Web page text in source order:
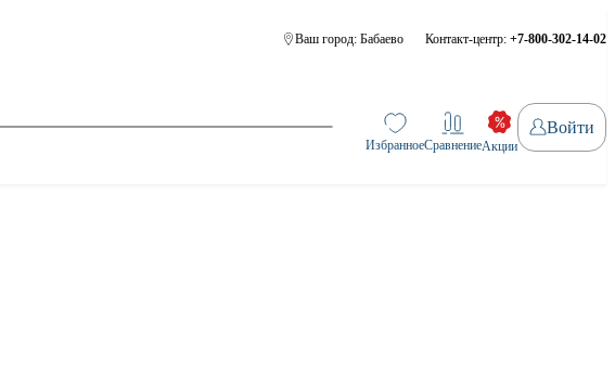
Ваш город: Бабаево Контакт-центр: +7-800-302-14-02
ИзбранноеСравнениеАкции
Войти